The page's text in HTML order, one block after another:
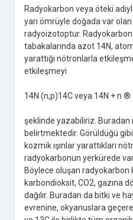
Radyokarbon veya öteki
yarı ömrüyle doğada var
radyoizotoptur.
tabakalarında azot 14N,
yarattığı nötronlarla
etkileşmeyi
14N (n,p)14C veya 14N + n ®
şeklinde yazabiliriz. Buradan
belirtmektedir. Görüldüğü
kozmik ışınlar yarattıkları
radyokarbonun yerkürede
Böylece oluşan radyokarbon
karbondioksit, CO2, gazına
dağılır. Buradan da bitki ve
evrenine, okyanuslara